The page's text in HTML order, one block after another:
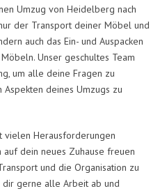
Umzug von Heidelberg nach
der Transport deiner Möbel und
auch das Ein- und Auspacken
Unser geschultes Team
um alle deine Fragen zu
deines Umzugs zu
vielen Herausforderungen
dein neues Zuhause freuen
und die Organisation zu
dir gerne alle Arbeit ab und